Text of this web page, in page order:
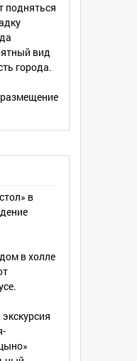
подняться
вид
города.
в
в холле